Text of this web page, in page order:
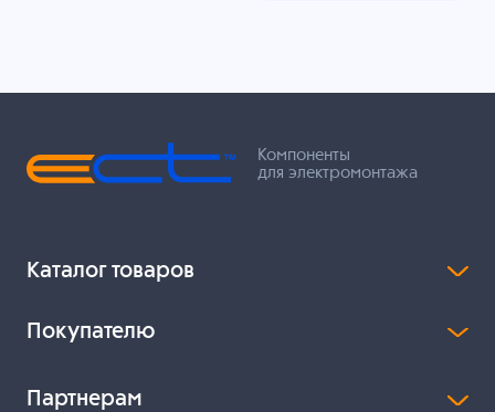
Компоненты
для электромонтажа
Каталог товаров
Покупателю
Партнерам